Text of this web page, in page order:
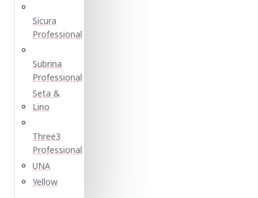
Sicura
Professional
Subrina
Professional
Seta &
Lino
Three3
Professional
UNA
Yellow